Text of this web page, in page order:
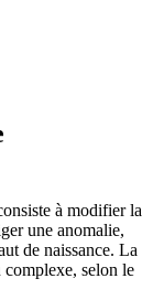
à modifier la
une anomalie,
de naissance. La
selon le